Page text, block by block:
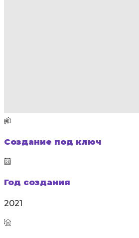
Создание под ключ
Год создания
2021